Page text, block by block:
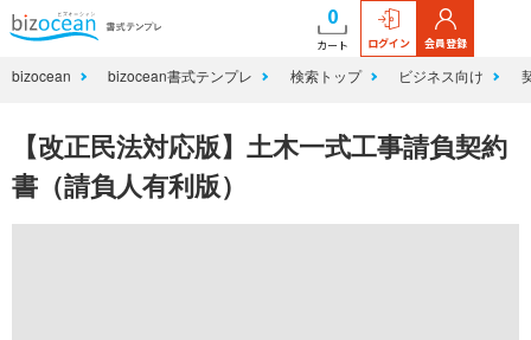
0
カート ログイン 会員登録
bizocean bizocean書式テンプレ 検索トップ ビジネス向け
【改正民法対応版】土木一式工事請負契約
書（請負人有利版）